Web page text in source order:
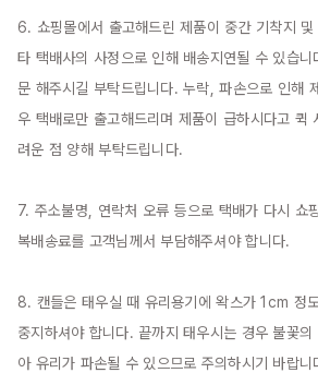
6. 쇼핑몰에서 출고해드린 제품이 중간 기착지 및
타 택배사의 사정으로 인해 배송지연될 수 있습
문 해주시길 부탁드립니다. 누락, 파손으로 인해
우 택배로만 출고해드리며 제품이 급하시다고 퀵
려운 점 양해 부탁드립니다.
7. 주소불명, 연락처 오류 등으로 택배가 다시 쇼
복배송료를 고객님께서 부담해주셔야 합니다.
8. 캔들은 태우실 때 유리용기에 왁스가 1cm 정
중지하셔야 합니다. 끝까지 태우시는 경우 불꽃
아 유리가 파손될 수 있으므로 주의하시기 바랍니